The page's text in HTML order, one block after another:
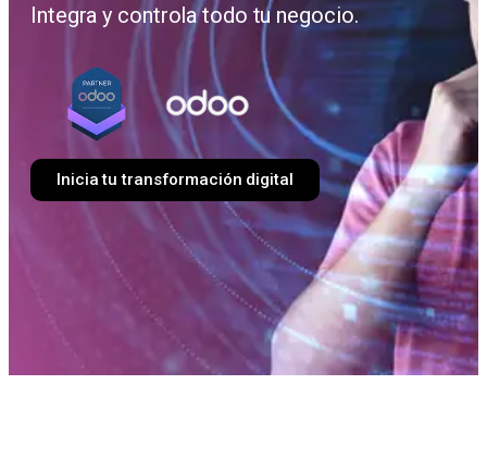
Integra y controla todo tu negocio.
Inicia tu transformación digital